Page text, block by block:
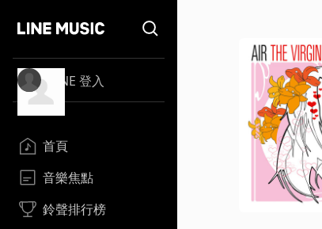
LINE 登入
首頁
音樂焦點
鈴聲排行榜